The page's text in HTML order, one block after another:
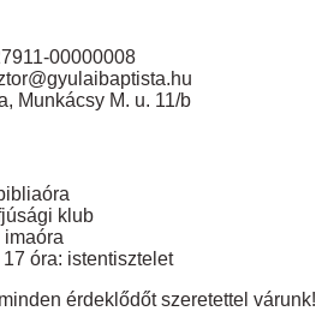
00000008
Munkácsy M. u. 11/b
klub
imaóra
óra: istentisztelet
érdeklődőt szeretettel várunk!